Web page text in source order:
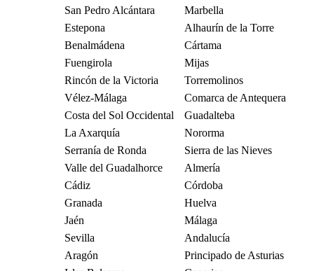
San Pedro Alcántara
Marbella
Estepona
Alhaurín de la Torre
Benalmádena
Cártama
Fuengirola
Mijas
Rincón de la Victoria
Torremolinos
Vélez-Málaga
Comarca de Antequera
Costa del Sol Occidental
Guadalteba
La Axarquía
Nororma
Serranía de Ronda
Sierra de las Nieves
Valle del Guadalhorce
Almería
Cádiz
Córdoba
Granada
Huelva
Jaén
Málaga
Sevilla
Andalucía
Aragón
Principado de Asturias